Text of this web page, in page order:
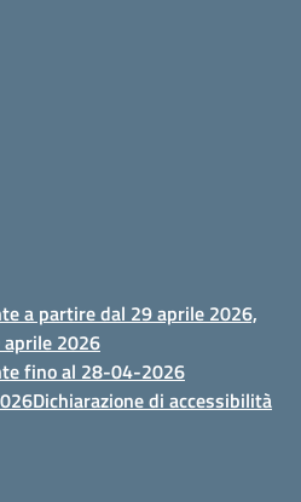
a partire dal 29 aprile 2026,
2026
fino al 28-04-2026
Dichiarazione di accessibilità